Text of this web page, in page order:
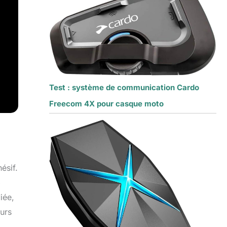
Test : système de communication Cardo
Freecom 4X pour casque moto